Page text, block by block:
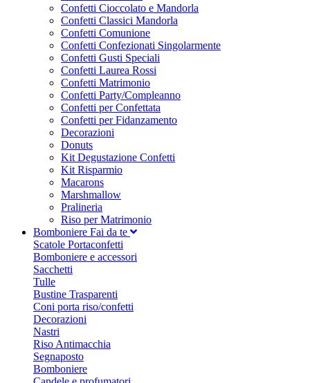
Confetti Cioccolato e Mandorla
Confetti Classici Mandorla
Confetti Comunione
Confetti Confezionati Singolarmente
Confetti Gusti Speciali
Confetti Laurea Rossi
Confetti Matrimonio
Confetti Party/Compleanno
Confetti per Confettata
Confetti per Fidanzamento
Decorazioni
Donuts
Kit Degustazione Confetti
Kit Risparmio
Macarons
Marshmallow
Pralineria
Riso per Matrimonio
Bomboniere Fai da te
Scatole Portaconfetti
Bomboniere e accessori
Sacchetti
Tulle
Bustine Trasparenti
Coni porta riso/confetti
Decorazioni
Nastri
Riso Antimacchia
Segnaposto
Bomboniere